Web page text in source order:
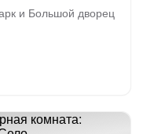
и Большой дворец